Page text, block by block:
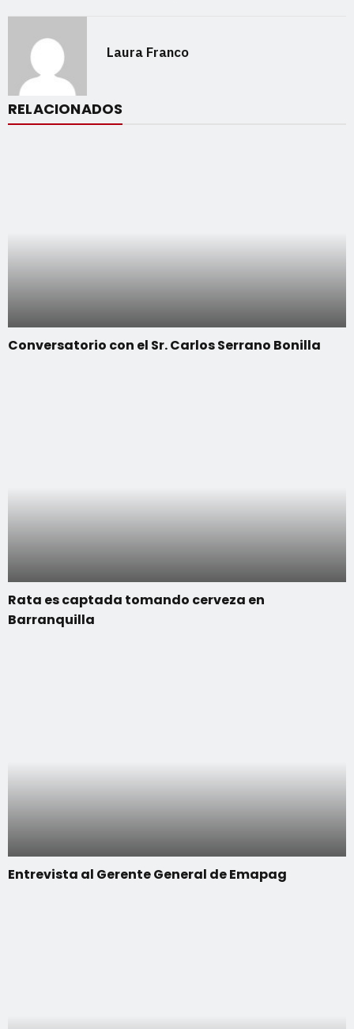
Laura Franco
RELACIONADOS
Conversatorio con el Sr. Carlos Serrano Bonilla
Rata es captada tomando cerveza en
Barranquilla
Entrevista al Gerente General de Emapag